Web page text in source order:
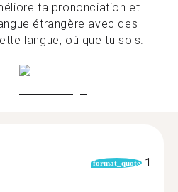
ta prononciation et
étrangère avec des
langue, où que tu sois.
format_quote 1